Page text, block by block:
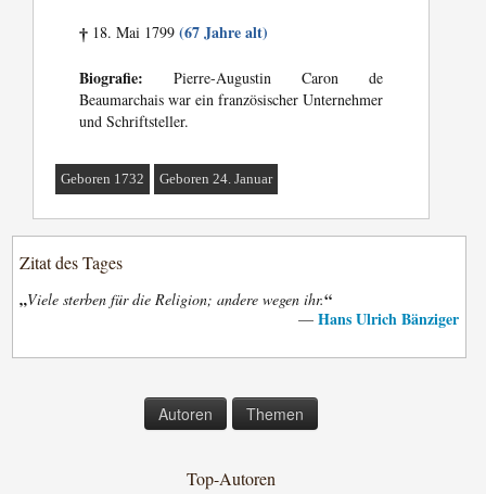
† 18. Mai 1799(67 Jahre alt)
Biografie: Pierre-Augustin Caron de
Beaumarchais war ein französischer Unternehmer
und Schriftsteller.
Geboren 1732 Geboren 24. Januar
Zitat des Tages
„Viele sterben für die Religion; andere wegen ihr.“
— Hans Ulrich Bänziger
Autoren Themen
Top-Autoren